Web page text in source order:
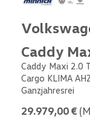
Caddy
Caddy Maxi 2.0
Cargo KLIMA
Ganzjahresrei
29.979,00 €